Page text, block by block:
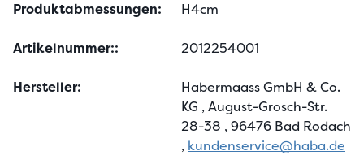
Produktabmessungen:
H4cm
Artikelnummer:: 2012254001
Hersteller:
Habermaass GmbH & Co.
KG , August-Grosch-Str.
28-38 , 96476 Bad Rodach
, kundenservice@haba.de